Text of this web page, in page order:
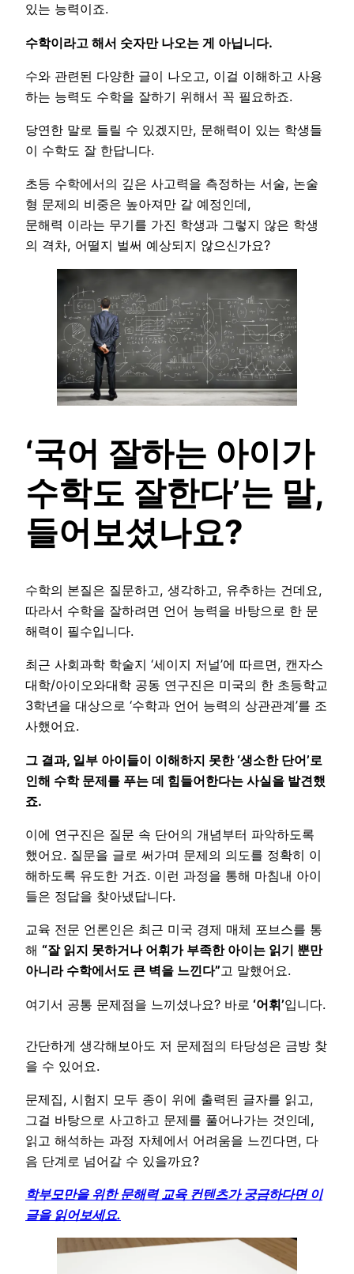
있는 능력이죠.
수학이라고 해서 숫자만 나오는 게 아닙니다.
수와 관련된 다양한 글이 나오고, 이걸 이해하고 사용
하는 능력도 수학을 잘하기 위해서 꼭 필요하죠.
당연한 말로 들릴 수 있겠지만, 문해력이 있는 학생들
이 수학도 잘 한답니다.
초등 수학에서의 깊은 사고력을 측정하는 서술, 논술
형 문제의 비중은 높아져만 갈 예정인데,
문해력 이라는 무기를 가진 학생과 그렇지 않은 학생
의 격차, 어떨지 벌써 예상되지 않으신가요?
‘국어 잘하는 아이가
수학도 잘한다’는 말,
들어보셨나요?
수학의 본질은 질문하고, 생각하고, 유추하는 건데요,
따라서 수학을 잘하려면 언어 능력을 바탕으로 한 문
해력이 필수입니다.
최근 사회과학 학술지 ‘세이지 저널’에 따르면, 캔자스
대학/아이오와대학 공동 연구진은 미국의 한 초등학교
3학년을 대상으로 ‘수학과 언어 능력의 상관관계’를 조
사했어요.
그 결과, 일부 아이들이 이해하지 못한 ‘생소한 단어’로
인해 수학 문제를 푸는 데 힘들어한다는 사실을 발견했
죠.
이에 연구진은 질문 속 단어의 개념부터 파악하도록
했어요. 질문을 글로 써가며 문제의 의도를 정확히 이
해하도록 유도한 거죠. 이런 과정을 통해 마침내 아이
들은 정답을 찾아냈답니다.
교육 전문 언론인은 최근 미국 경제 매체 포브스를 통
해 “잘 읽지 못하거나 어휘가 부족한 아이는 읽기 뿐만
아니라 수학에서도 큰 벽을 느낀다”고 말했어요.
여기서 공통 문제점을 느끼셨나요? 바로 ‘어휘’입니다.
간단하게 생각해보아도 저 문제점의 타당성은 금방 찾
을 수 있어요.
문제집, 시험지 모두 종이 위에 출력된 글자를 읽고,
그걸 바탕으로 사고하고 문제를 풀어나가는 것인데,
읽고 해석하는 과정 자체에서 어려움을 느낀다면, 다
음 단계로 넘어갈 수 있을까요?
학부모만을 위한 문해력 교육 컨텐츠가 궁금하다면 이
글을 읽어보세요.